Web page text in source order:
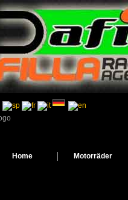
Home
Motorräder